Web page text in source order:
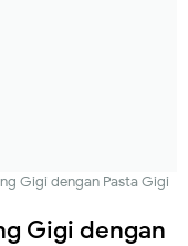
Gigi dengan Pasta Gigi
Gigi dengan